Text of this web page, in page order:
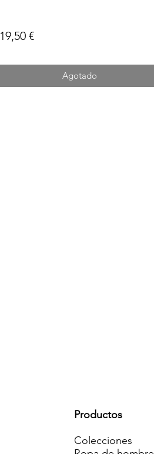
19,50 €Precio
Agotado
Productos
Colecciones